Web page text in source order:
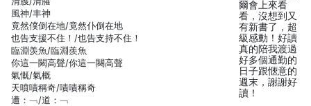
風神/丰神
竟然僕倒在地/竟然仆倒在地
也告支援不住！/也告支持不住！
臨淵羡魚/臨淵羨魚
你這一闕高聲/你這一闋高聲
氣慨/氣概
天噴嘖稱奇/嘖嘖稱奇
遭：﹁/道：﹁
爾會上來看
看，沒想到又
有新書了，超
級感動！好讀
真的陪我渡過
好多個通勤的
日子跟愜意的
週末，謝謝好
讀！